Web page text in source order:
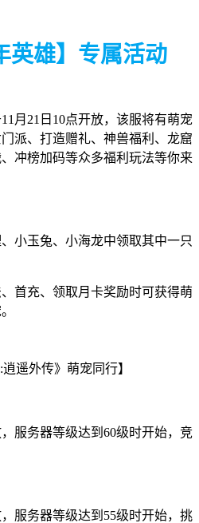
英雄】专属活动
月21日10点开放，该服将有萌宠
派、打造赠礼、神兽福利、龙窟
冲榜加码等众多福利玩法等你来
小玉兔、小海龙中领取其中一只
首充、领取月卡奖励时可获得萌
逍遥外传》萌宠同行】
服务器等级达到60级时开始，竞
服务器等级达到55级时开始，挑